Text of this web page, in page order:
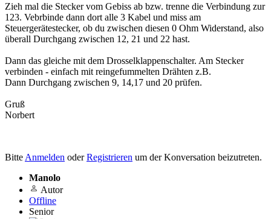
Zieh mal die Stecker vom Gebiss ab bzw. trenne die Verbindung zur
123. Vebrbinde dann dort alle 3 Kabel und miss am
Steuergerätestecker, ob du zwischen diesen 0 Ohm Widerstand, also
überall Durchgang zwischen 12, 21 und 22 hast.
Dann das gleiche mit dem Drosselklappenschalter. Am Stecker
verbinden - einfach mit reingefummelten Drähten z.B.
Dann Durchgang zwischen 9, 14,17 und 20 prüfen.
Gruß
Norbert
Bitte Anmelden oderRegistrieren um der Konversation beizutreten.
Manolo
Autor
Offline
Senior